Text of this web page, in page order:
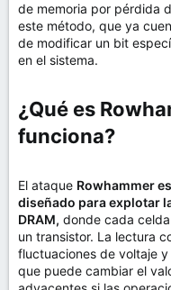
de memoria por pérdida
este método, que ya
de modificar un bit
en el sistema.
¿Qué es
funciona?​
El ataque Rowhammer
diseñado para explotar
DRAM, donde cada
un transistor. La lectura
fluctuaciones de voltaje
que puede cambiar el